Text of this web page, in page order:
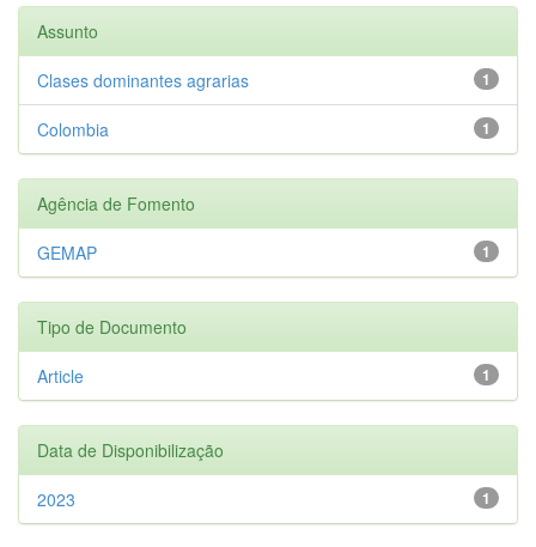
Assunto
1
Clases dominantes agrarias
1
Colombia
Agência de Fomento
1
GEMAP
Tipo de Documento
1
Article
Data de Disponibilização
1
2023